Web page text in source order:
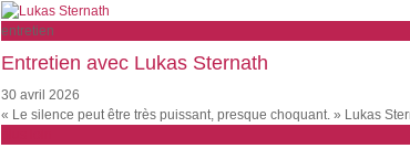
entretien
Entretien avec Lukas Sternath
30 avril 2026
« Le silence peut être très puissant, presque choquant. » Lukas